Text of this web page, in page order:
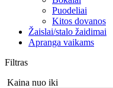
Puodeliai
Kitos dovanos
Žaislai/stalo žaidimai
Apranga vaikams
Filtras
Kaina nuo iki